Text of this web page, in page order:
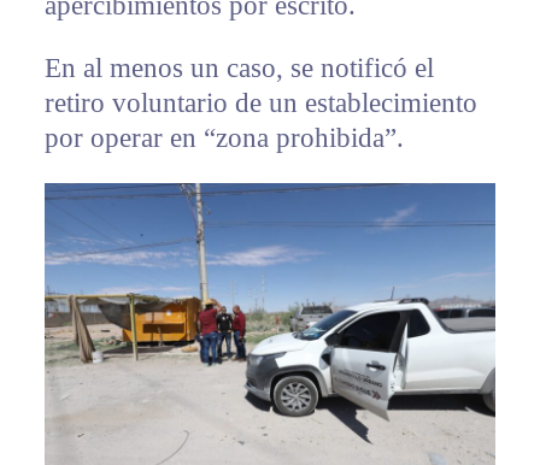
En al menos un caso, se notificó el
retiro voluntario de un establecimiento
por operar en “zona prohibida”.